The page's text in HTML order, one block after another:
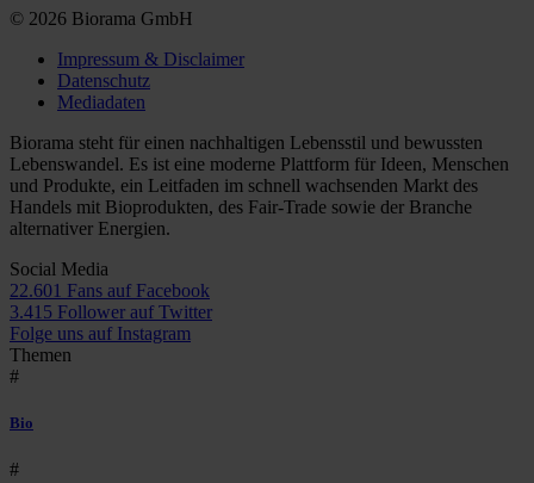
© 2026 Biorama GmbH
Impressum & Disclaimer
Datenschutz
Mediadaten
Biorama steht für einen nachhaltigen Lebensstil und bewussten
Lebenswandel. Es ist eine moderne Plattform für Ideen, Menschen
und Produkte, ein Leitfaden im schnell wachsenden Markt des
Handels mit Bioprodukten, des Fair-Trade sowie der Branche
alternativer Energien.
Social Media
22.601 Fans auf Facebook
3.415 Follower auf Twitter
Folge uns auf Instagram
Themen
#
Bio
#